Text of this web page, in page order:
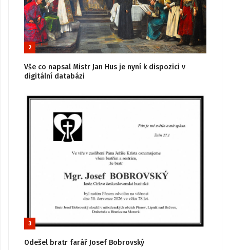
2
Vše co napsal Mistr Jan Hus je nyní k dispozici v
digitální databázi
3
Odešel bratr farář Josef Bobrovský